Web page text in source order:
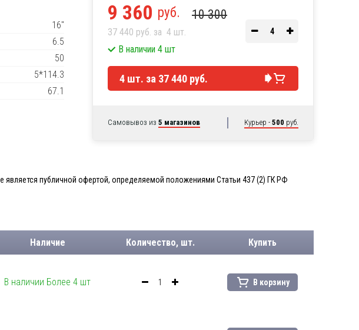
16"
6.5
50
5*114.3
67.1
9 360 руб. 10 300
37 440 руб. за 4 шт.
В наличии 4 шт
4 шт. за 37 440 руб.
Самовывоз из 5 магазинов Курьер - 500 руб.
публичной офертой, определяемой положениями Статьи 437 (2) ГК РФ
Наличие Количество, шт. Купить
В наличии Более 4 шт В корзину